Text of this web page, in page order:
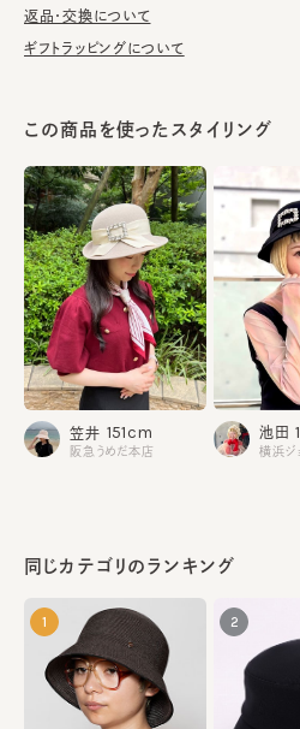
ンムードを盛り上げてくれます。
■お手入れ方法
が汚れてしまう前の対策として、汗
しております。
※サイズ調節スベリ仕様（サイズを
まっすぐ引き出してください。逆向き
可能性がございます。）
※素材の性質上、斑点のように小さ
ご了承いただいた上でご購入ください
素材
本体：ウール
飾り部分：レーヨン100%
生産国 made in JAPAN
返品・交換について
ギフトラッピングについて
同じカテゴリのランキング
1 2
この商品を使ったスタイリング
笠井 151cm
阪急うめだ本店
池田
横浜ジ